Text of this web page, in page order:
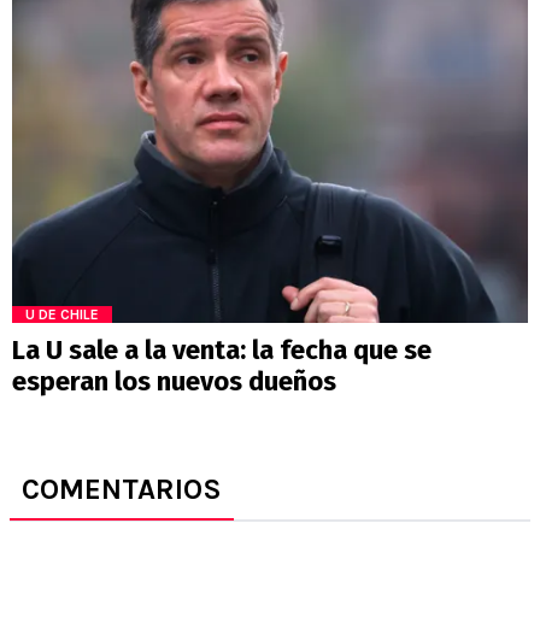
U DE CHILE
La U sale a la venta: la fecha que se
esperan los nuevos dueños
COMENTARIOS